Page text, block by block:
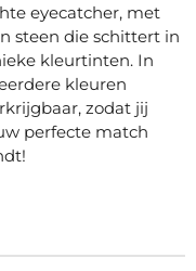
eyecatcher, met
steen die schittert in
kleurtinten. In
kleuren
zodat jij
perfecte match